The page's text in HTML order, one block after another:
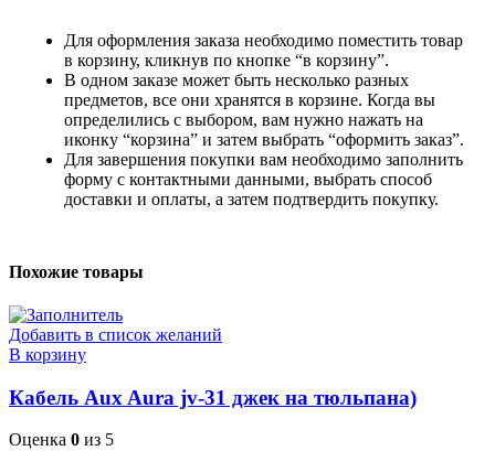
Для оформления заказа необходимо поместить товар
в корзину, кликнув по кнопке “в корзину”.
В одном заказе может быть несколько разных
предметов, все они хранятся в корзине. Когда вы
определились с выбором, вам нужно нажать на
иконку “корзина” и затем выбрать “оформить заказ”.
Для завершения покупки вам необходимо заполнить
форму с контактными данными, выбрать способ
доставки и оплаты, а затем подтвердить покупку.
Похожие товары
Добавить в список желаний
В корзину
Кабель Aux Aura jv-31 джек на тюльпана)
Оценка 0 из 5